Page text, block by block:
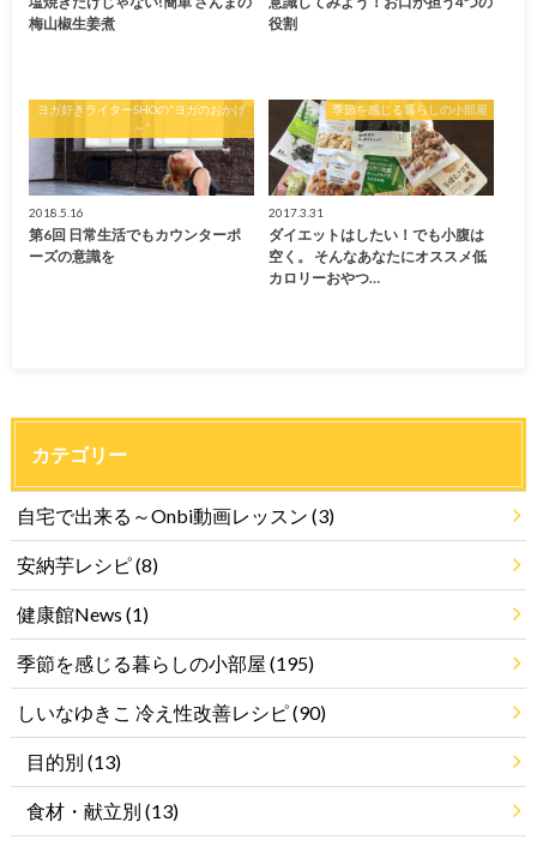
梅山椒生姜煮
役割
ヨガ好きライターSHOの”ヨガのおかげ
～”
2018.5.16
第6回 日常生活でもカウンターポ
ーズの意識を
季節を感じる暮らしの小部屋
2017.3.31
ダイエットはしたい！でも小腹は
空く。 そんなあなたにオススメ低
カロリーおやつ…
カテゴリー
自宅で出来る～Onbi動画レッスン (3)
安納芋レシピ(8)
健康館News (1)
季節を感じる暮らしの小部屋 (195)
しいなゆきこ 冷え性改善レシピ(90)
目的別 (13)
食材・献立別 (13)